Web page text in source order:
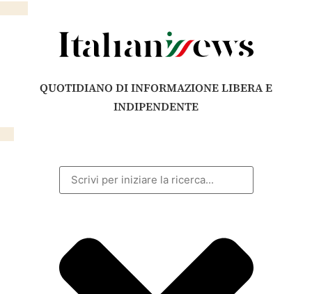
QUOTIDIANO DI INFORMAZIONE LIBERA E
INDIPENDENTE